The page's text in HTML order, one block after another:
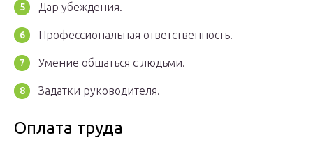
Дар убеждения.
Профессиональная ответственность.
Умение общаться с людьми.
Задатки руководителя.
Оплата труда